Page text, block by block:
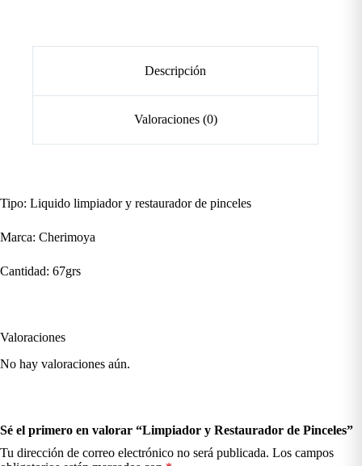
Descripción
Valoraciones (0)
Tipo: Liquido limpiador y restaurador de pinceles
Marca: Cherimoya
Cantidad: 67grs
Valoraciones
No hay valoraciones aún.
Sé el primero en valorar “Limpiador y Restaurador de Pinceles”
Tu dirección de correo electrónico no será publicada. Los campos